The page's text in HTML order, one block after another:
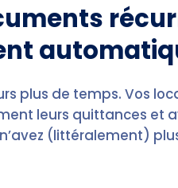
plus de temps. Vos
leurs quittances et
(littéralement)